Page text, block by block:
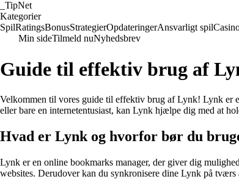
TipNet
Kategorier
SpilRatingsBonusStrategierOpdateringerAnsvarligt spil
Min sideTilmeld nuNyhedsbrev
Guide til effektiv brug af
Velkommen til vores guide til effektiv brug af Lynk! Lynk er
eller bare en internetentusiast, kan Lynk hjælpe dig med at
Hvad er Lynk og hvorfor bør du
Lynk er en online bookmarks manager, der giver dig
websites. Derudover kan du synkronisere dine Lynk på